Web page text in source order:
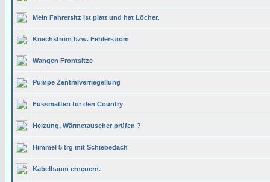
Mein Fahrersitz ist platt und hat Löcher.
Kriechstrom bzw. Fehlerstrom
Wangen Frontsitze
Pumpe Zentralverriegellung
Fussmatten für den Country
Heizung, Wärmetauscher prüfen ?
Himmel 5 trg mit Schiebedach
Kabelbaum erneuern.